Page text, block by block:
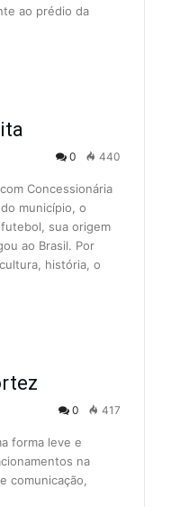
ao prédio da
0 440
Concessionária
município, o
sua origem
ao Brasil. Por
história, o
0 417
forma leve e
na
comunicação,